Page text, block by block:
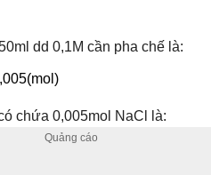
dd 0,1M cần pha chế là:
chứa 0,005mol NaCl là: